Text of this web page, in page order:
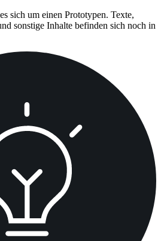
sich um einen Prototypen. Texte,
sonstige Inhalte befinden sich noch in